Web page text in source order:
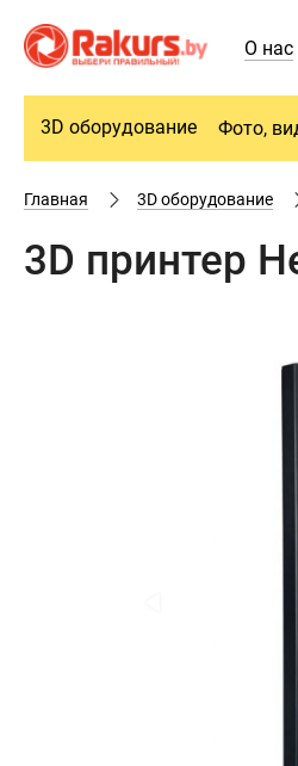
О нас
3D оборудование Фото,
Главная 3D оборудование
3D принтер